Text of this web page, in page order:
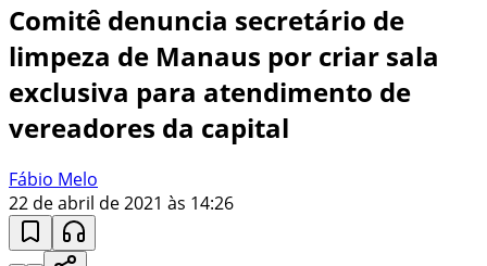
Comitê denuncia secretário de
limpeza de Manaus por criar sala
exclusiva para atendimento de
vereadores da capital
Fábio Melo
22 de abril de 2021 às 14:26